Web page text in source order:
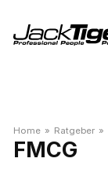
Home » Ratgeber »
FMCG